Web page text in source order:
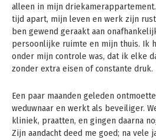
alleen in mijn
tijd apart, mijn leven en werk zijn
ben gewend geraakt aan
persoonlijke ruimte en mijn thuis. Ik
onder mijn controle was, dat ik elke
zonder extra eisen of constante druk.
Een paar maanden geleden
weduwnaar en werkt als beveiliger.
kliniek, praatten, en gingen daarna
Zijn aandacht deed me goed; na vele